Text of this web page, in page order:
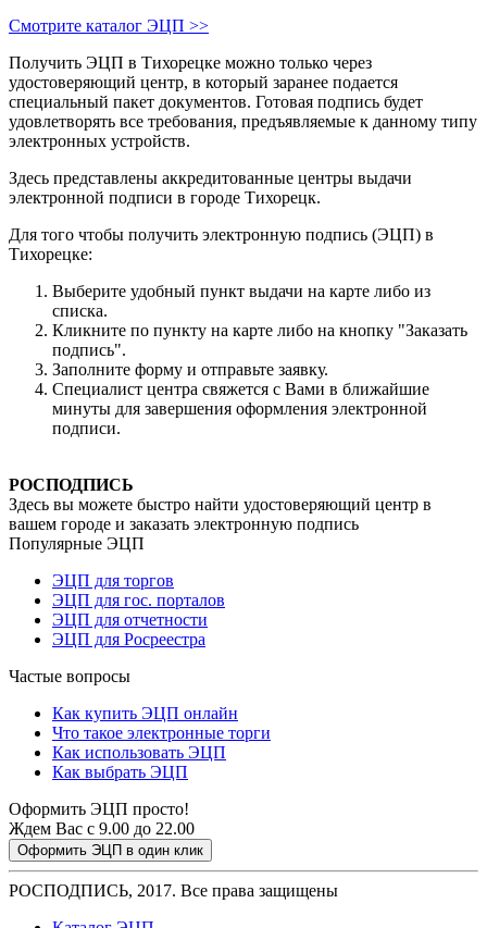
Смотрите каталог ЭЦП >>
Получить ЭЦП в Тихорецке можно только через
удостоверяющий центр, в который заранее подается
специальный пакет документов. Готовая подпись будет
удовлетворять все требования, предъявляемые к данному типу
электронных устройств.
Здесь представлены аккредитованные центры выдачи
электронной подписи в городе Тихорецк.
Для того чтобы получить электронную подпись (ЭЦП) в
Тихорецке:
Выберите удобный пункт выдачи на карте либо из
списка.
Кликните по пункту на карте либо на кнопку "Заказать
подпись".
Заполните форму и отправьте заявку.
Специалист центра свяжется с Вами в ближайшие
минуты для завершения оформления электронной
подписи.
РОСПОДПИСЬ
Здесь вы можете быстро найти удостоверяющий центр в
вашем городе и заказать электронную подпись
Популярные ЭЦП
ЭЦП для торгов
ЭЦП для гос. порталов
ЭЦП для отчетности
ЭЦП для Росреестра
Частые вопросы
Как купить ЭЦП онлайн
Что такое электронные торги
Как использовать ЭЦП
Как выбрать ЭЦП
Оформить ЭЦП просто!
Ждем Вас с 9.00 до 22.00
Оформить ЭЦП в один клик
РОСПОДПИСЬ, 2017. Все права защищены